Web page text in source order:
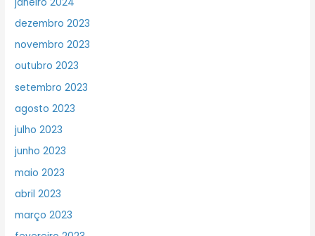
dezembro 2023
novembro 2023
outubro 2023
setembro 2023
agosto 2023
julho 2023
junho 2023
maio 2023
abril 2023
março 2023